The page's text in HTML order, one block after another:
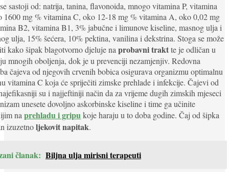
sastoji od: natrija, tanina, flavonoida, mnogo vitamina P, vitamina
1600 mg % vitamina C, oko 12-18 mg % vitamina A, oko 0,02 mg
B2, vitamina B1, 3% jabučne i limunove kiseline, masnog ulja i
ulja, 15% šećera, 10% pektina, vanilina i dekstrina. Stoga se može
kako šipak blagotvorno djeluje naprobavni traktte je odličan u
mnogih oboljenja, dok je u prevenciji nezamjenjiv. Redovna
čajeva od njegovih crvenih bobica osigurava organizmu optimalnu
vitamina C koja će spriječiti zimske prehlade i infekcije. Čajevi od
su i najjeftiniji način da za vrijeme dugih zimskih mjeseci
unesete dovoljno askorbinske kiseline i time ga učinite
naprehladu i gripukoje haraju u to doba godine. Čaj od šipka
izuzetnoljekovit napitak.
članak: Biljna ulja mirisni terapeuti